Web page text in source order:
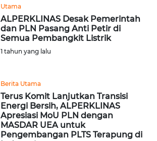
Utama
ALPERKLINAS Desak Pemerintah
dan PLN Pasang Anti Petir di
Semua Pembangkit Listrik
1 tahun yang lalu
Berita Utama
Terus Komit Lanjutkan Transisi
Energi Bersih, ALPERKLINAS
Apresiasi MoU PLN dengan
MASDAR UEA untuk
Pengembangan PLTS Terapung di